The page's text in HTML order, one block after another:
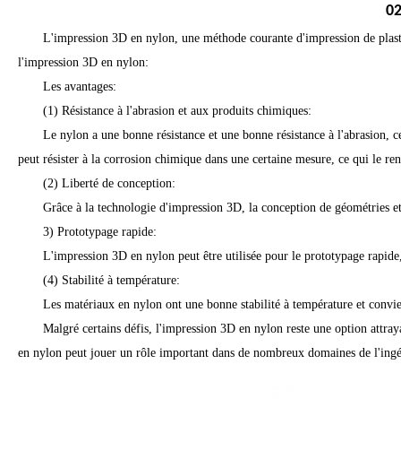
L'impression 3D en nylon, une méthode courante d'impression de
l'impression 3D en nylon:
Les avantages:
(1) Résistance à l'abrasion et aux produits chimiques:
Le nylon a une bonne résistance et une bonne résistance à
peut résister à la corrosion chimique dans une certaine mesure, ce qui le
(2) Liberté de conception:
Grâce à la technologie d'impression 3D, la conception de
3) Prototypage rapide:
L'impression 3D en nylon peut être utilisée pour le prototypage
(4) Stabilité à température:
Les matériaux en nylon ont une bonne stabilité à température et
Malgré certains défis, l'impression 3D en nylon reste une option
en nylon peut jouer un rôle important dans de nombreux domaines de